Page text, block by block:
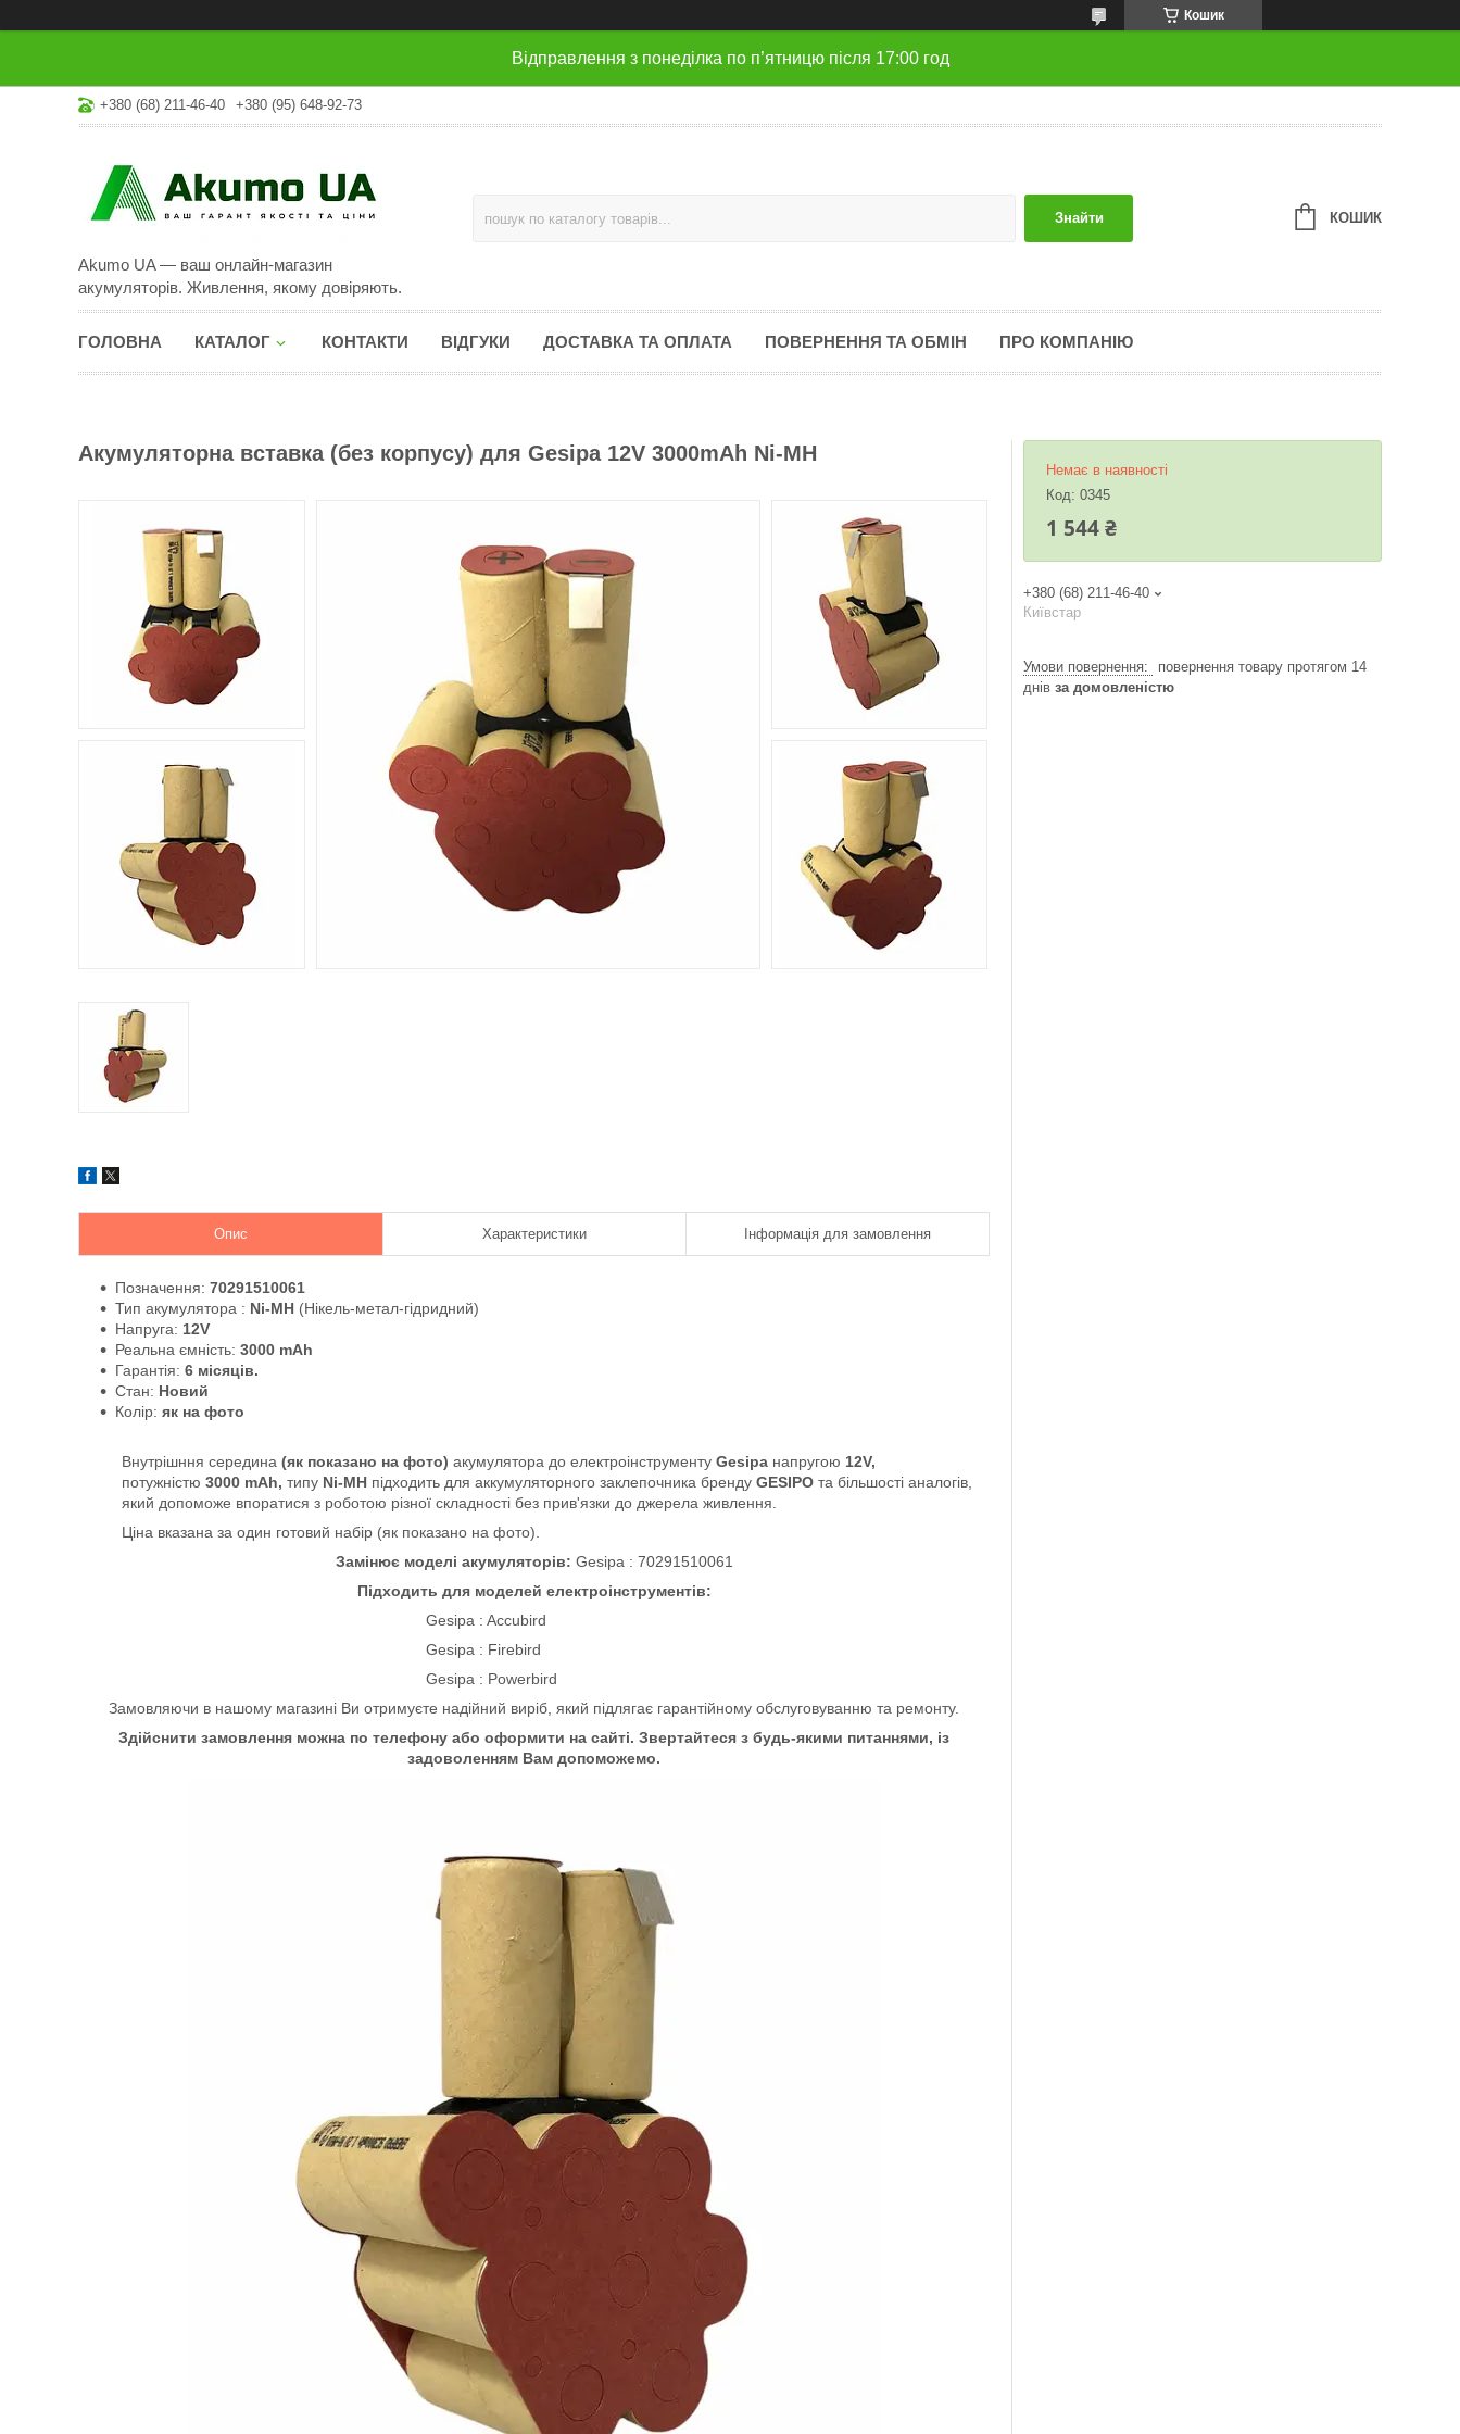
Кошик
Відправлення з понеділка по п’ятницю після 17:00 год
+380 (68) 211-46-40 +380 (95) 648-92-73
Akumo UA — ваш онлайн-магазин
акумуляторів. Живлення, якому довіряють.
Знайти КОШИК
ГОЛОВНА КАТАЛОГ КОНТАКТИ ВІДГУКИ ДОСТАВКА ТА ОПЛАТА ПОВЕРНЕННЯ ТА ОБМІН ПРО КОМПАНІЮ
Акумуляторна вставка (без корпусу) для Gesipa 12V 3000mAh Ni-MH
Опис Характеристики Інформація для замовлення
Позначення: 70291510061
Тип акумулятора : Ni-MH (Нікель-метал-гідридний)
Напруга: 12V
Реальна ємність: 3000 mAh
Гарантія: 6 місяців.
Стан: Новий
Колір: як на фото
Внутрішння середина (як показано на фото) акумулятора до електроінструменту Gesipa напругою 12V,
потужністю 3000 mAh, типу Ni-MH підходить для аккумуляторного заклепочника бренду GESIPO та більшості аналогів,
який допоможе впоратися з роботою різної складності без прив'язки до джерела живлення.
Ціна вказана за один готовий набір (як показано на фото).
Замінює моделі акумуляторів: Gesipa : 70291510061
Підходить для моделей електроінструментів:
Gesipa : Accubird
Gesipa : Firebird
Gesipa : Powerbird
Замовляючи в нашому магазині Ви отримуєте надійний виріб, який підлягає гарантійному обслуговуванню та ремонту.
Здійснити замовлення можна по телефону або оформити на сайті. Звертайтеся з будь-якими питаннями, із
задоволенням Вам допоможемо.
Немає в наявності
Код: 0345
1 544 ₴
+380 (68) 211-46-40
Київстар
повернення товару протягом 14
днів за домовленістю